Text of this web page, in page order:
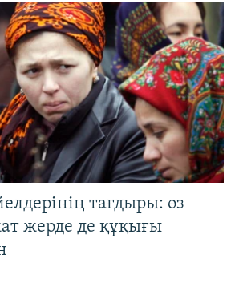
тағдыры: өз
жерде де құқығы